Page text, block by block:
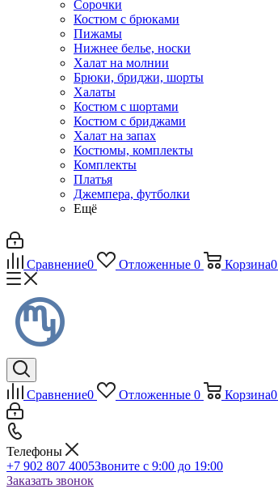
Сорочки
Костюм с брюками
Пижамы
Нижнее белье, носки
Халат на молнии
Брюки, бриджи, шорты
Халаты
Костюм с шортами
Костюм с бриджами
Халат на запах
Костюмы, комплекты
Комплекты
Платья
Джемпера, футболки
Ещё
Сравнение0 Отложенные 0 Корзина0
Сравнение0 Отложенные 0 Корзина0
Телефоны
+7 902 807 4005Звоните с 9:00 до 19:00
Заказать звонок